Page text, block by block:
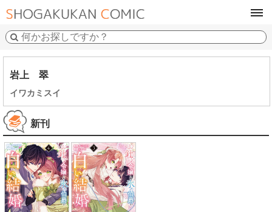
岩上 翠
イワカミスイ
新刊